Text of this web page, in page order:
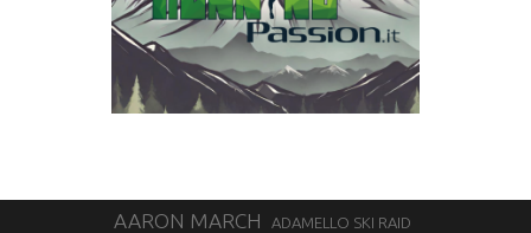
AARON MARCH ADAMELLO SKI RAID